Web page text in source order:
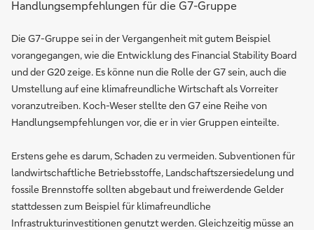
Handlungsempfehlungen für die G7-Gruppe
Die G7-Gruppe sei in der Vergangenheit mit gutem Beispiel
vorangegangen, wie die Entwicklung des Financial Stability Board
und der G20 zeige. Es könne nun die Rolle der G7 sein, auch die
Umstellung auf eine klimafreundliche Wirtschaft als Vorreiter
voranzutreiben. Koch-Weser stellte den G7 eine Reihe von
Handlungsempfehlungen vor, die er in vier Gruppen einteilte.
Erstens gehe es darum, Schaden zu vermeiden. Subventionen für
landwirtschaftliche Betriebsstoffe, Landschaftszersiedelung und
fossile Brennstoffe sollten abgebaut und freiwerdende Gelder
stattdessen zum Beispiel für klimafreundliche
Infrastrukturinvestitionen genutzt werden. Gleichzeitig müsse an